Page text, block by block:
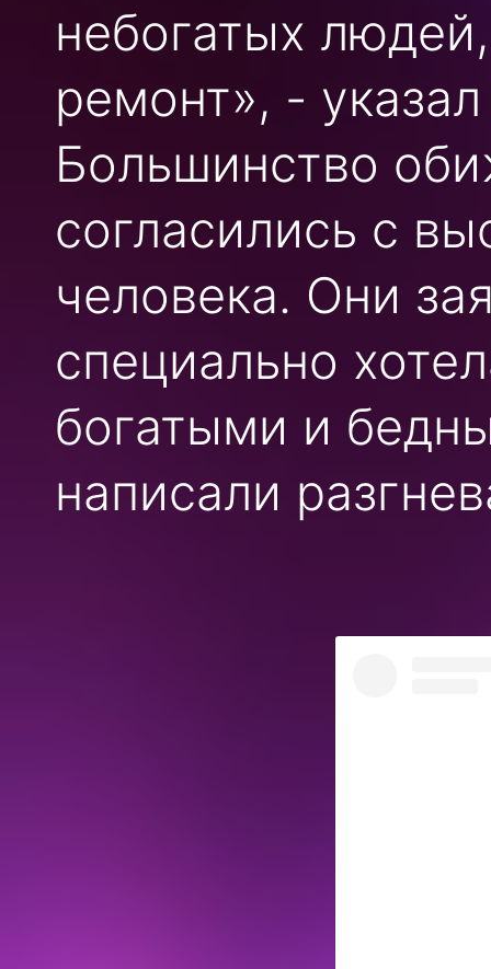
небогатых
ремонт», -
Большинство
согласились с
человека. Они
специально
богатыми и
написали